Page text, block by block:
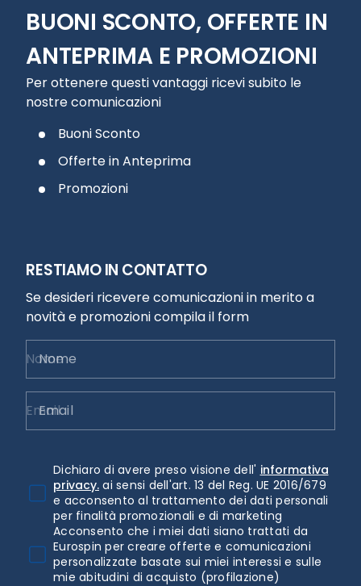
BUONI SCONTO, OFFERTE IN
ANTEPRIMA E PROMOZIONI
Per ottenere questi vantaggi ricevi subito le
nostre comunicazioni
Buoni Sconto
Offerte in Anteprima
Promozioni
RESTIAMO IN CONTATTO
Se desideri ricevere comunicazioni in merito a
novità e promozioni compila il form
Nome
Email
Dichiaro di avere preso visione dell' informativa
privacy. ai sensi dell'art. 13 del Reg. UE 2016/679
e acconsento al trattamento dei dati personali
per finalità promozionali e di marketing
Acconsento che i miei dati siano trattati da
Eurospin per creare offerte e comunicazioni
personalizzate basate sui miei interessi e sulle
mie abitudini di acquisto (profilazione)